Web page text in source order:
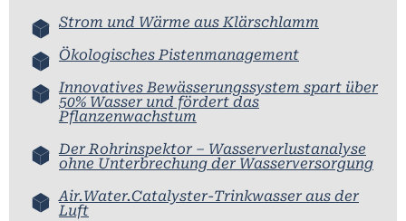
Strom und Wärme aus Klärschlamm
Ökologisches Pistenmanagement
Innovatives Bewässerungssystem spart über
50% Wasser und fördert das
Pflanzenwachstum
Der Rohrinspektor – Wasserverlustanalyse
ohne Unterbrechung der Wasserversorgung
Air.Water.Catalyster-Trinkwasser aus der
Luft